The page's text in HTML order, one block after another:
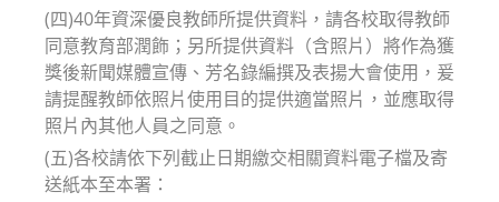
(四)40年資深優良教師所提供資料，請各校取得教師
同意教育部潤飾；另所提供資料（含照片）將作為獲
獎後新聞媒體宣傳、芳名錄編撰及表揚大會使用，爰
請提醒教師依照片使用目的提供適當照片，並應取得
照片內其他人員之同意。
(五)各校請依下列截止日期繳交相關資料電子檔及寄
送紙本至本署：